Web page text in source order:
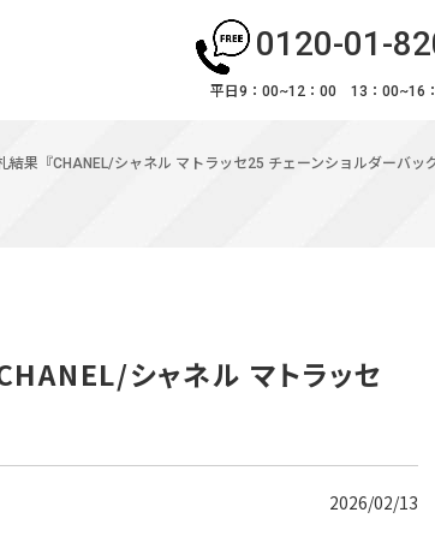
0120-01-
平日9：00~12：00 13：00~16
果『CHANEL/シャネル マトラッセ25 チェーンショルダーバッグ
シャネル マトラッセ
2026/02/13